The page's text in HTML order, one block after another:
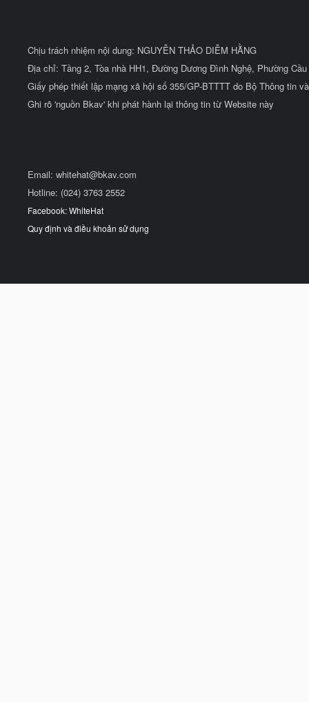
Chịu trách nhiệm nội dung: NGUYỄN THẢO DIỄM HẰNG
Địa chỉ: Tầng 2, Tòa nhà HH1, Đường Dương Đình Nghệ, Phường
Giấy phép thiết lập mạng xã hội số 355/GP-BTTTT do Bộ Thông tin
Ghi rõ 'nguồn Bkav' khi phát hành lại thông tin từ Website này
Email: whitehat@bkav.com
Hotline: (024) 3763 2552
Facebook: WhiteHat
Quy định và điều khoản sử dụng